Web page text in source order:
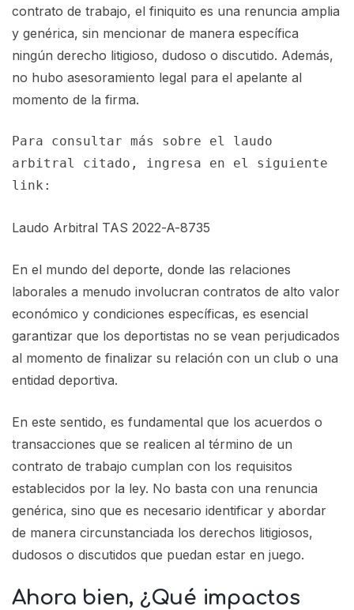
contrato de trabajo, el finiquito es una renuncia amplia
y genérica, sin mencionar de manera específica
ningún derecho litigioso, dudoso o discutido. Además,
no hubo asesoramiento legal para el apelante al
momento de la firma.
Para consultar más sobre el laudo
arbitral citado, ingresa en el siguiente
link:
Laudo Arbitral TAS 2022-A-8735
En el mundo del deporte, donde las relaciones
laborales a menudo involucran contratos de alto valor
económico y condiciones específicas, es esencial
garantizar que los deportistas no se vean perjudicados
al momento de finalizar su relación con un club o una
entidad deportiva.
En este sentido, es fundamental que los acuerdos o
transacciones que se realicen al término de un
contrato de trabajo cumplan con los requisitos
establecidos por la ley. No basta con una renuncia
genérica, sino que es necesario identificar y abordar
de manera circunstanciada los derechos litigiosos,
dudosos o discutidos que puedan estar en juego.
Ahora bien, ¿Qué impactos